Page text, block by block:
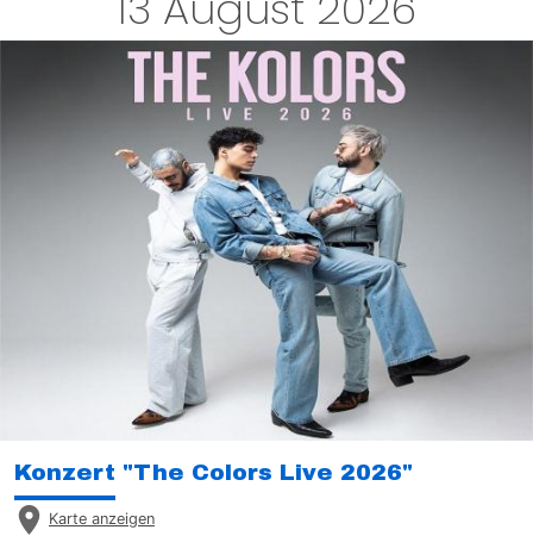
Konzert "The Colors Live 2026"
Karte anzeigen